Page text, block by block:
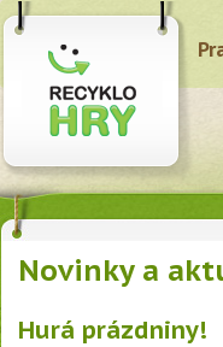
Novinky a
Hurá prázdniny!